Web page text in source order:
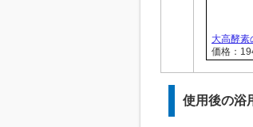
大高酵
価格：
使用後の浴